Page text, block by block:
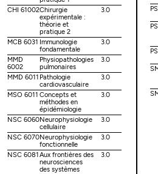
CHI 61002Chirurgie
expérimentale :
théorie et
pratique 2
3.0
MCB 6031 Immunologie
fondamentale
3.0
MMD
6002
Physiopathologies
pulmonaires
3.0
MMD 6011 Pathologie
cardiovasculaire
3.0
MSO 6011 Concepts et
méthodes en
épidémiologie
3.0
NSC 6060Neurophysiologie
cellulaire
3.0
NSC 6070Neurophysiologie
fonctionnelle
3.0
NSC 6081Aux frontières des
neurosciences
des systèmes
3.0